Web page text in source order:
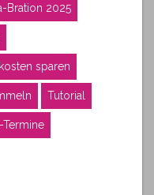
Bration 2025
sparen
Tutorial